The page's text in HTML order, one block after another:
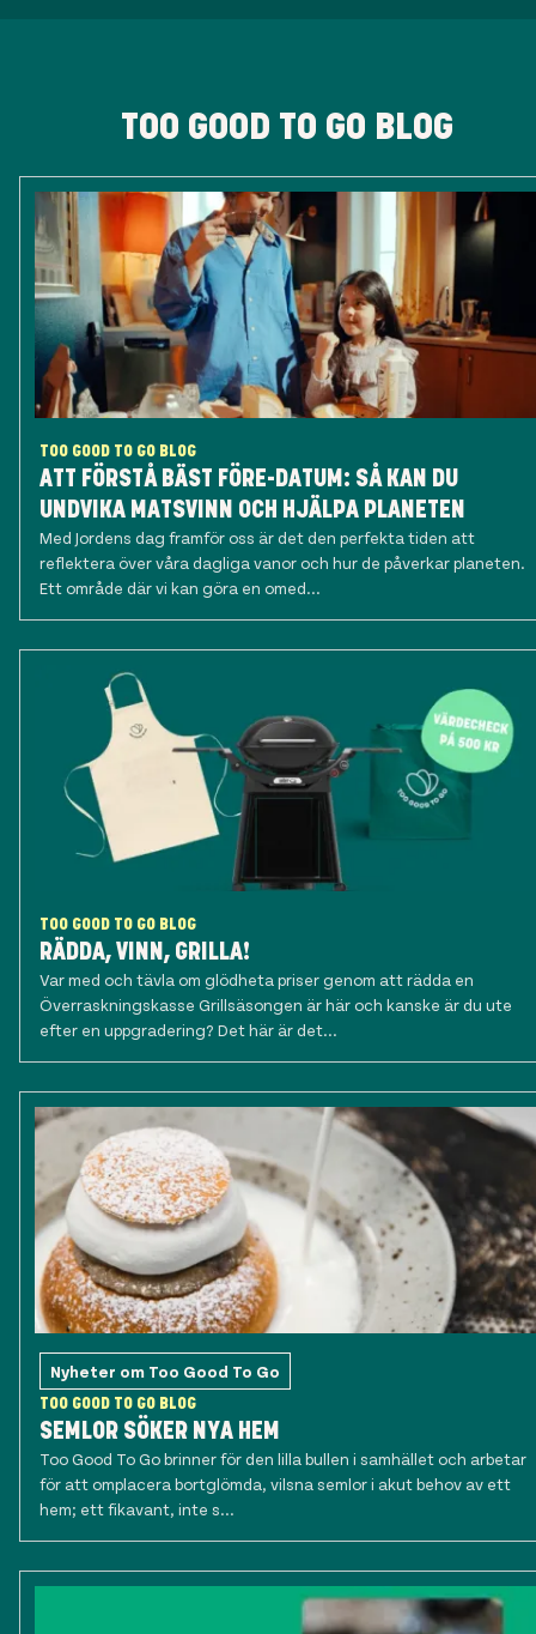
TOO GOOD TO GO BLOG
TOO GOOD TO GO BLOG
ATT FÖRSTÅ BÄST FÖRE-DATUM: SÅ KAN DU
UNDVIKA MATSVINN OCH HJÄLPA PLANETEN
Med Jordens dag framför oss är det den perfekta tiden att
reflektera över våra dagliga vanor och hur de påverkar planeten.
Ett område där vi kan göra en omed...
TOO GOOD TO GO BLOG
RÄDDA, VINN, GRILLA!
Var med och tävla om glödheta priser genom att rädda en
Överraskningskasse Grillsäsongen är här och kanske är du ute
efter en uppgradering? Det här är det...
Nyheter om Too Good To Go
TOO GOOD TO GO BLOG
SEMLOR SÖKER NYA HEM
Too Good To Go brinner för den lilla bullen i samhället och arbetar
för att omplacera bortglömda, vilsna semlor i akut behov av ett
hem; ett fikavant, inte s...